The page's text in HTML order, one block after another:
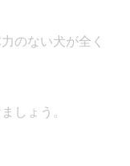
のない犬が全く
しょう。